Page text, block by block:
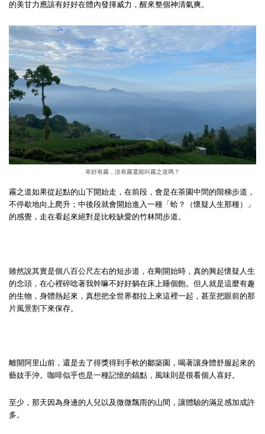
的美甘力應該有好好在體內發揮威力，醒來整個神清氣爽。
幸好有霧，沒有霧還能叫霧之道嗎？
霧之道如果從起點的山下開始走，在前段，會是在茶園中間的階梯步道，
不停歇地向上爬升；中後段就會開始進入一種「蛤？（懷疑人生那種）」
的感覺，走在看起來絕對是比較缺愛的竹林間步道。
雖然說其實是個八百公尺左右的短步道，在剛開始時，真的興起懷疑人生
的念頭，在心裡碎唸著我幹嘛不好好躺在床上睡個飽。但人就是這麼有趣
的生物，身體熱起來，真想把全世界都拉上來這裡一起，甚至把眼前的那
片風景割下來保存。
離開阿里山前，還是去了得獎得到手軟的鄒築園，喝著讓身體舒服起來的
藝妓手沖。咖啡似乎也是一種記憶的錨點，風味則是很看個人喜好。
至少，那天因為身邊的人兒以及微微飄雨的山間，讓體驗的滿足感加成許
多。